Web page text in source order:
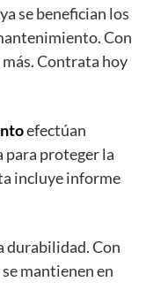
se benefician los
Con
Contrata hoy
efectúan
proteger la
incluye informe
durabilidad. Con
mantienen en